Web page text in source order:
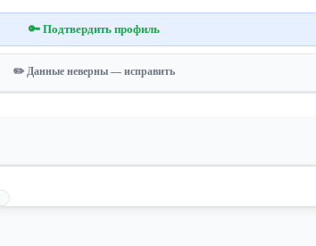
🔑 Подтвердить профиль
✏️ Данные неверны — исправить